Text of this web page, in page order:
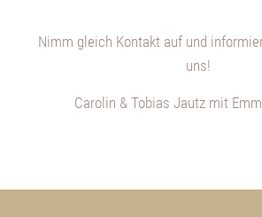
Nimm gleich Kontakt auf und
uns!
Carolin & Tobias Jautz mit